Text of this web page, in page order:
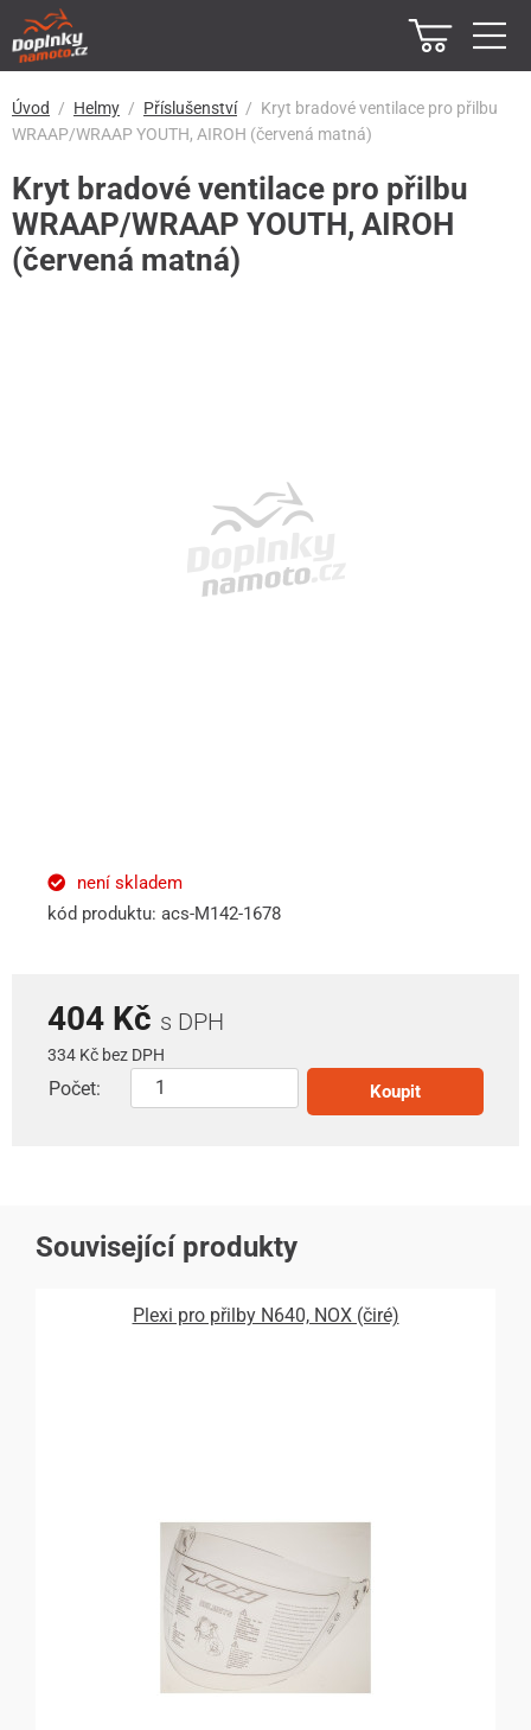
Úvod Helmy Příslušenství
Kryt bradové ventilace pro přilbu
WRAAP/WRAAP YOUTH, AIROH (červená matná)
Kryt bradové ventilace pro přilbu
WRAAP/WRAAP YOUTH, AIROH
(červená matná)
není skladem
kód produktu: acs-M142-1678
404 Kč s DPH
334 Kč bez DPH
Počet: Koupit
Související produkty
Plexi pro přilby N640, NOX (čiré)